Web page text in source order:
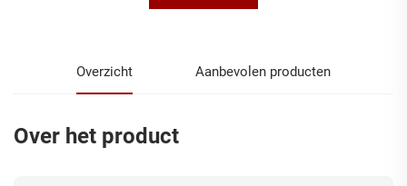
Overzicht Aanbevolen producten
Over het product